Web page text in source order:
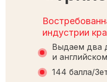
индустрии
Выдаем два
и
144 балла/